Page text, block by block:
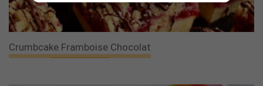
Crumbcake Framboise Chocolat